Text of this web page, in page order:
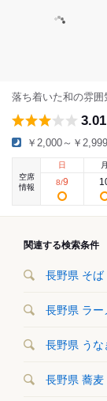
落ち着いた和の雰
3.01
￥2,000～￥2,999
空席
情報
日
8/9
月
関連する検索条件
長野県 そば
長野県 ラー
長野県 うな
長野県 蕎麦